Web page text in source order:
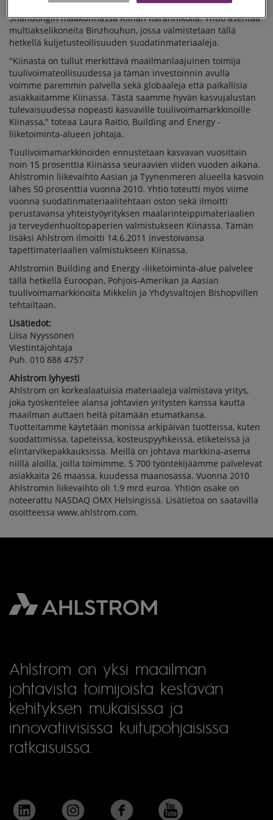
viimeisellä neljänneksellä Ahlstromin Binzhoun tehtaalla
Shandongin maakunnassa Kiinan itärannikolla. Yhtiö asentaa
multiakselikoneita Binzhouhun, jossa valmistetaan tällä
hetkellä kuljetusteollisuuden suodatinmateriaaleja.
"Kiinasta on tullut merkittävä maailmanlaajuinen toimija
tuulivoimateollisuudessa ja tämän investoinnin avulla
voimme paremmin palvella sekä globaaleja että paikallisia
asiakkaitamme Kiinassa. Tästä saamme hyvän kasvujalustan
tulevaisuudessa nopeasti kasvaville tuulivoimamarkkinoille
Kiinassa," toteaa Laura Raitio, Building and Energy -
liiketoiminta-alueen johtaja.
Tuulivoimamarkkinoiden ennustetaan kasvavan vuosittain
noin 15 prosenttia Kiinassa seuraavien viiden vuoden aikana.
Ahlstromin liikevaihto Aasian ja Tyynenmeren alueella kasvoin
lähes 50 prosenttia vuonna 2010. Yhtiö toteutti myös viime
vuonna suodatinmateriaalitehtaan oston sekä ilmoitti
perustavansa yhteistyöyrityksen maalarinteippimateriaalien
ja terveydenhuoltopaperien valmistukseen Kiinassa. Tämän
lisäksi Ahlstrom ilmoitti 14.6.2011 investoivansa
tapettimateriaalien valmistukseen Kiinassa.
Ahlstromin Building and Energy -liiketoiminta-alue palvelee
tällä hetkellä Euroopan, Pohjois-Amerikan ja Aasian
tuulivoimamarkkinoita Mikkelin ja Yhdysvaltojen Bishopvillen
tehtailtaan.
Lisätiedot:
Liisa Nyyssönen
Viestintäjohtaja
Puh. 010 888 4757
Ahlstrom lyhyesti
Ahlstrom on korkealaatuisia materiaaleja valmistava yritys,
joka työskentelee alansa johtavien yritysten kanssa kautta
maailman auttaen heitä pitämään etumatkansa.
Tuotteitamme käytetään monissa arkipäivän tuotteissa, kuten
suodattimissa, tapeteissa, kosteuspyyhkeissä, etiketeissä ja
elintarvikepakkauksissa. Meillä on johtava markkina-asema
niillä aloilla, joilla toimimme. 5 700 työntekijäämme palvelevat
asiakkaita 26 maassa, kuudessa maanosassa. Vuonna 2010
Ahlstromin liikevaihto oli 1,9 mrd euroa. Yhtiön osake on
noteerattu NASDAQ OMX Helsingissä. Lisätietoa on saatavilla
osoitteessa www.ahlstrom.com.
Ahlstrom on yksi maailman
johtavista toimijoista kestävän
kehityksen mukaisissa ja
innovatiivisissa kuitupohjaisissa
ratkaisuissa.